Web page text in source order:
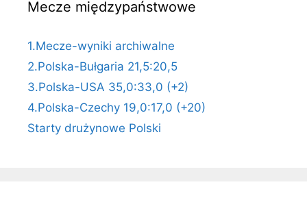
Mecze międzypaństwowe
1.Mecze-wyniki archiwalne
2.Polska-Bułgaria 21,5:20,5
3.Polska-USA 35,0:33,0 (+2)
4.Polska-Czechy 19,0:17,0 (+20)
Starty drużynowe Polski